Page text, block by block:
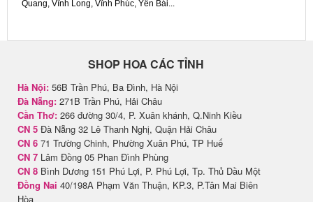
Quang, Vĩnh Long, Vĩnh Phúc, Yên Bái...
SHOP HOA CÁC TỈNH
Hà Nội: 56B Trần Phú, Ba Đình, Hà Nội
Đà Nẵng: 271B Trần Phú, Hải Châu
Cần Thơ: 266 đường 30/4, P. Xuân khánh, Q.Ninh Kiều
CN 5 Đà Nẵng 32 Lê Thanh Nghị, Quận Hải Châu
CN 6 71 Trường Chinh, Phường Xuân Phú, TP Huế
CN 7 Lâm Đồng 05 Phan Đình Phùng
CN 8 Bình Dương 151 Phú Lợi, P. Phú Lợi, Tp. Thủ Dầu Một
Đồng Nai 40/198A Phạm Văn Thuận, KP.3, P.Tân Mai Biên
Hòa